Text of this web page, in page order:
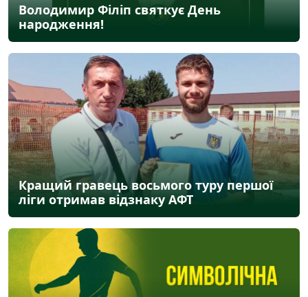
Володимир Філіп святкує День
народження!
Кращий гравець восьмого туру першої
ліги отримав відзнаку АФТ